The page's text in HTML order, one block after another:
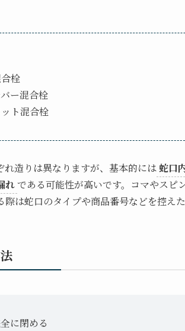
栓
ー混合栓
ト混合栓
れ造りは異なりますが、基本的には蛇口
れである可能性が高いです。コマやスピ
際は蛇口のタイプや商品番号などを控え
に閉める